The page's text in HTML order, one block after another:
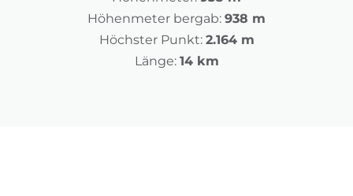
Höhenmeter bergab: 938 m
Höchster Punkt: 2.164 m
Länge: 14 km